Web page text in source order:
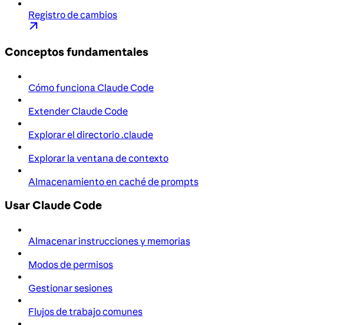
Registro de cambios
Conceptos fundamentales
Cómo funciona Claude Code
Extender Claude Code
Explorar el directorio .claude
Explorar la ventana de contexto
Almacenamiento en caché de prompts
Usar Claude Code
Almacenar instrucciones y memorias
Modos de permisos
Gestionar sesiones
Flujos de trabajo comunes